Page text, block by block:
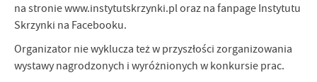
na stronie www.instytutskrzynki.pl oraz na fanpage Instytutu
Skrzynki na Facebooku.
Organizator nie wyklucza też w przyszłości zorganizowania
wystawy nagrodzonych i wyróżnionych w konkursie prac.